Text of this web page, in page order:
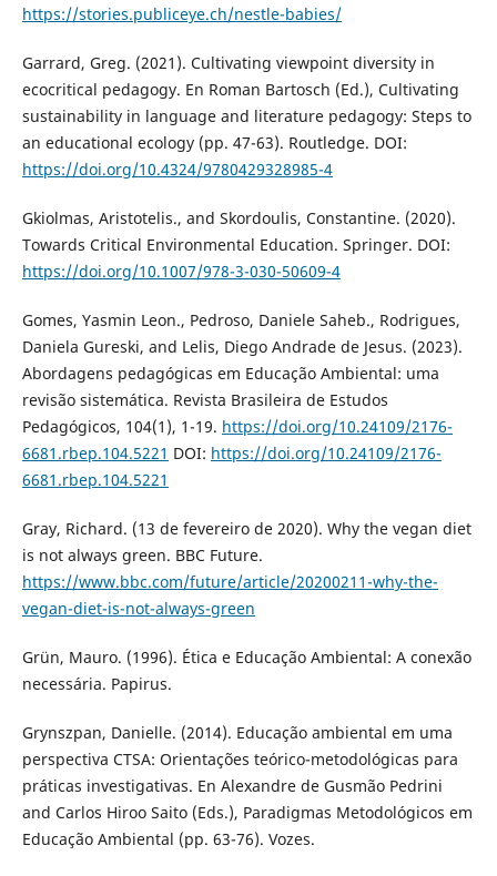
https://stories.publiceye.ch/nestle-babies/
Garrard, Greg. (2021). Cultivating viewpoint diversity in
ecocritical pedagogy. En Roman Bartosch (Ed.), Cultivating
sustainability in language and literature pedagogy: Steps to
an educational ecology (pp. 47-63). Routledge. DOI:
https://doi.org/10.4324/9780429328985-4
Gkiolmas, Aristotelis., and Skordoulis, Constantine. (2020).
Towards Critical Environmental Education. Springer. DOI:
https://doi.org/10.1007/978-3-030-50609-4
Gomes, Yasmin Leon., Pedroso, Daniele Saheb., Rodrigues,
Daniela Gureski, and Lelis, Diego Andrade de Jesus. (2023).
Abordagens pedagógicas em Educação Ambiental: uma
revisão sistemática. Revista Brasileira de Estudos
Pedagógicos, 104(1), 1-19. https://doi.org/10.24109/2176-
6681.rbep.104.5221 DOI: https://doi.org/10.24109/2176-
6681.rbep.104.5221
Gray, Richard. (13 de fevereiro de 2020). Why the vegan diet
is not always green. BBC Future.
https://www.bbc.com/future/article/20200211-why-the-
vegan-diet-is-not-always-green
Grün, Mauro. (1996). Ética e Educação Ambiental: A conexão
necessária. Papirus.
Grynszpan, Danielle. (2014). Educação ambiental em uma
perspectiva CTSA: Orientações teórico-metodológicas para
práticas investigativas. En Alexandre de Gusmão Pedrini
and Carlos Hiroo Saito (Eds.), Paradigmas Metodológicos em
Educação Ambiental (pp. 63-76). Vozes.